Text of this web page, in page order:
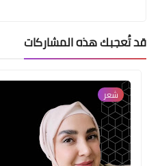
قد تُعجبك هذه المشاركات
شعر